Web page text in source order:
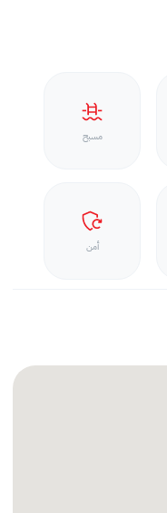
مسبح
أمن